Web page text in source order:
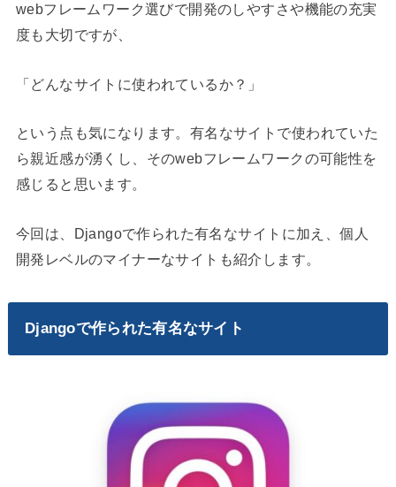
webフレームワーク選びで開発のしやすさや機能の充実
度も大切ですが、
「どんなサイトに使われているか？」
という点も気になります。有名なサイトで使われていた
ら親近感が湧くし、そのwebフレームワークの可能性を
感じると思います。
今回は、Djangoで作られた有名なサイトに加え、個人
開発レベルのマイナーなサイトも紹介します。
Djangoで作られた有名なサイト